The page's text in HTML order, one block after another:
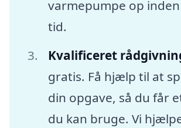
varmepumpe op
tid.
Kvalificeret
gratis. Få hjælp til at
din opgave, så du får
du kan bruge. Vi